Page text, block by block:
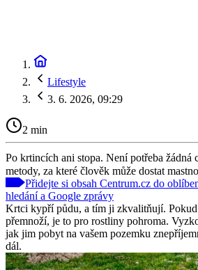
Lifestyle
3. 6. 2026, 09:29
2 min
Po krtincích ani stopa. Není potřeba žádná
metody, za které člověk může dostat
Přidejte si obsah Centrum.cz do
hledání a Google zprávy
Krtci kypří půdu, a tím ji zkvalitňují. Pokud
přemnoží, je to pro rostliny pohroma.
jak jim pobyt na vašem pozemku
dál.